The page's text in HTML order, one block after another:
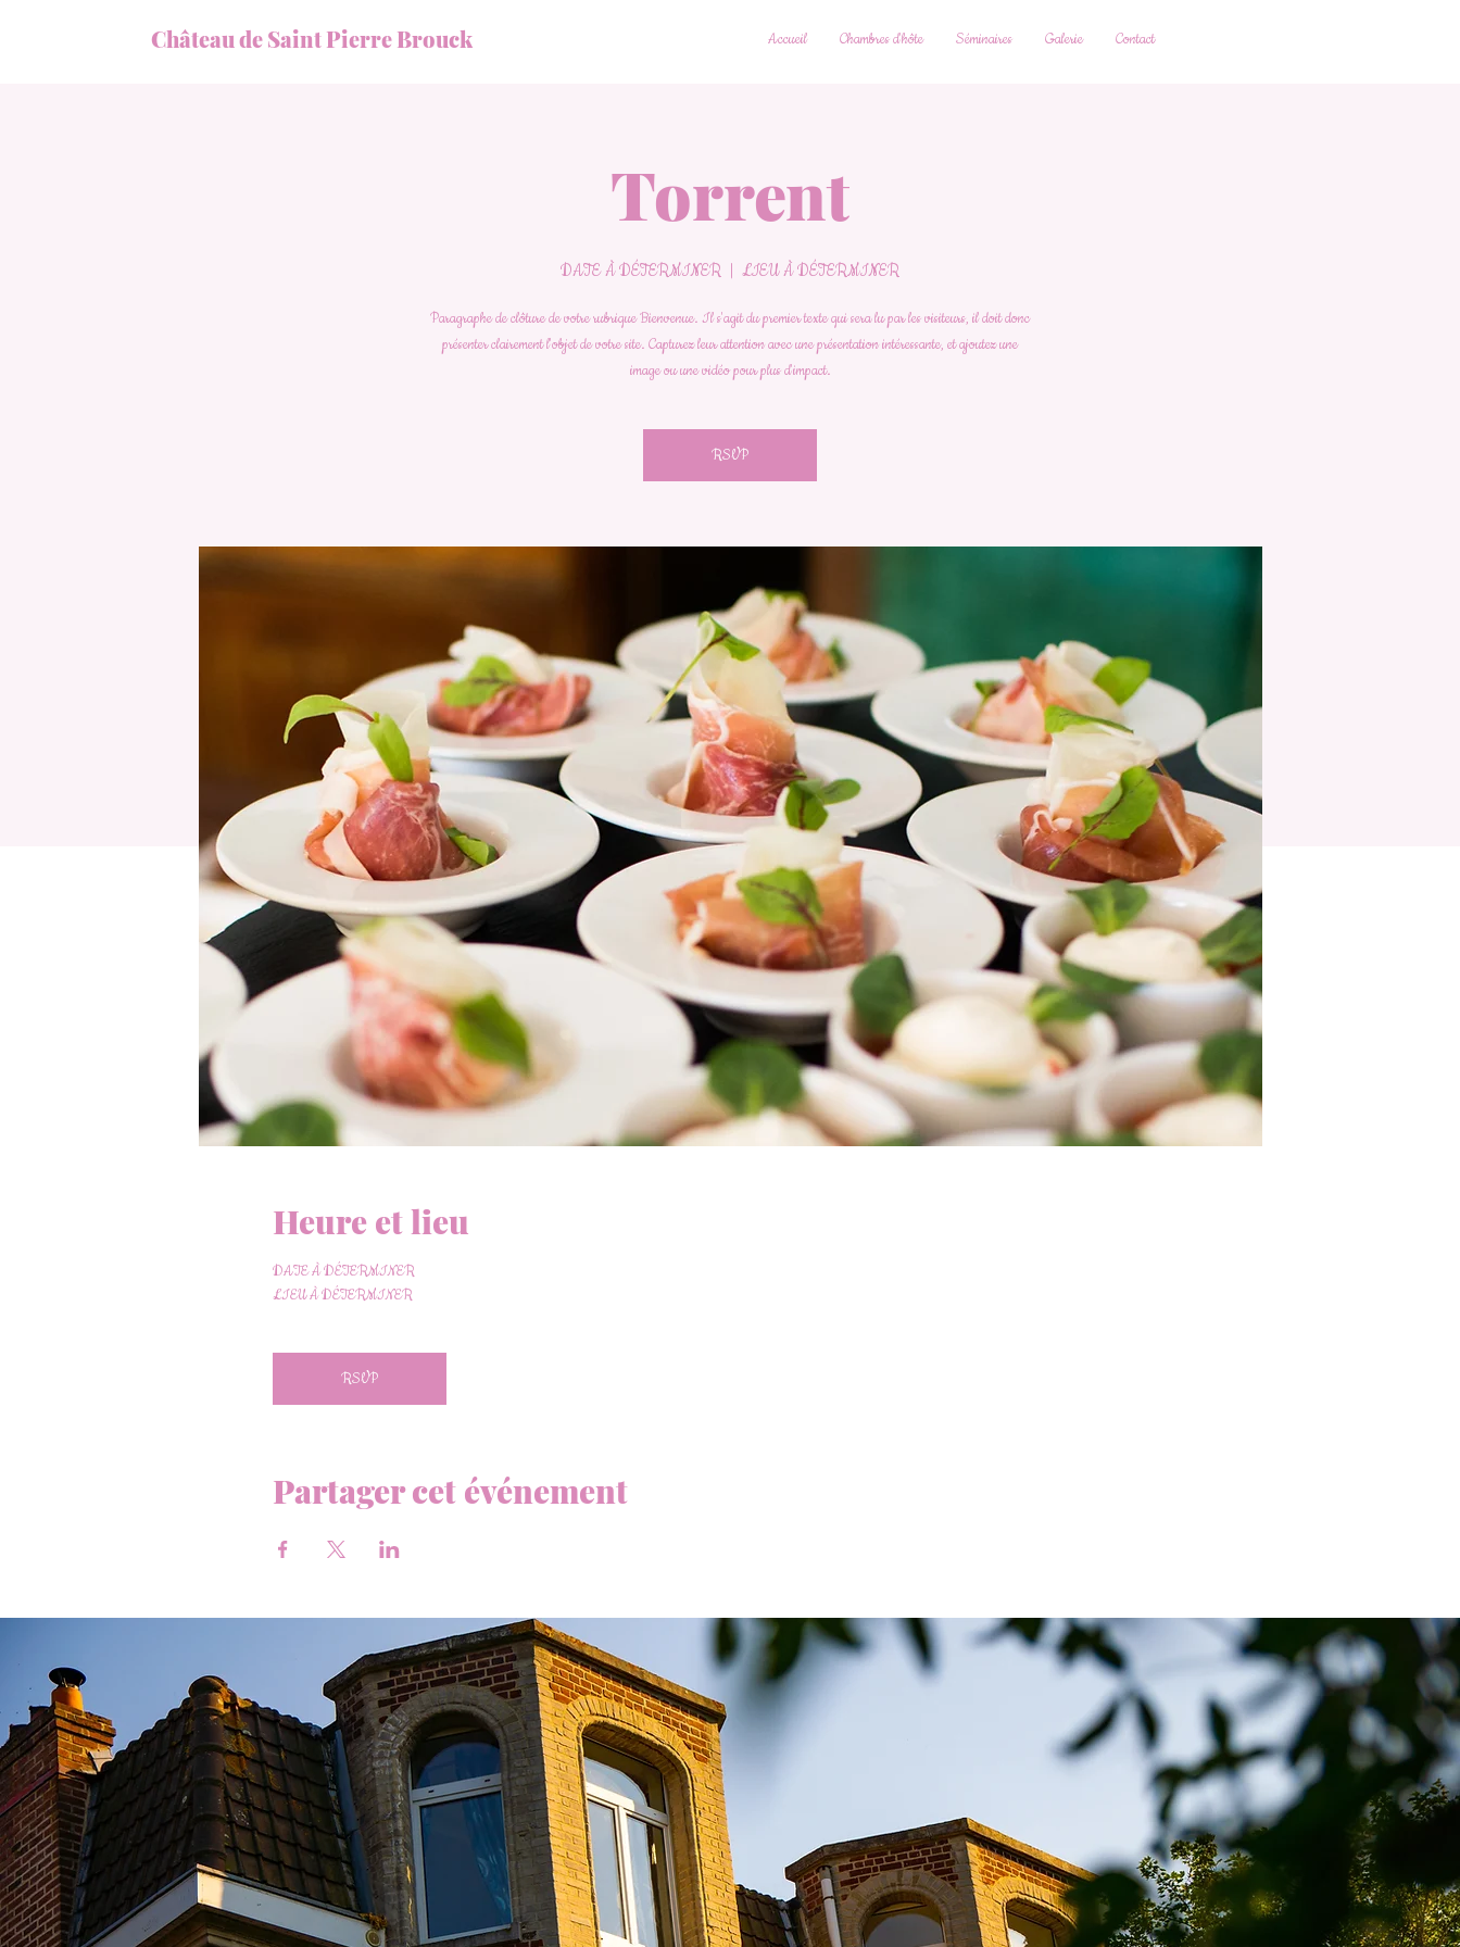
Château de Saint Pierre Brouck Accueil Chambres d'hôte Séminaires Galerie Contact
Torrent
DATE À DÉTERMINER LIEU À DÉTERMINER
Paragraphe de clôture de votre rubrique Bienvenue. Il s'agit du premier texte qui sera lu par les visiteurs, il doit donc
présenter clairement l'objet de votre site. Capturez leur attention avec une présentation intéressante, et ajoutez une
image ou une vidéo pour plus d'impact.
RSVP
Heure et lieu
DATE À DÉTERMINER
LIEU À DÉTERMINER
RSVP
Partager cet événement